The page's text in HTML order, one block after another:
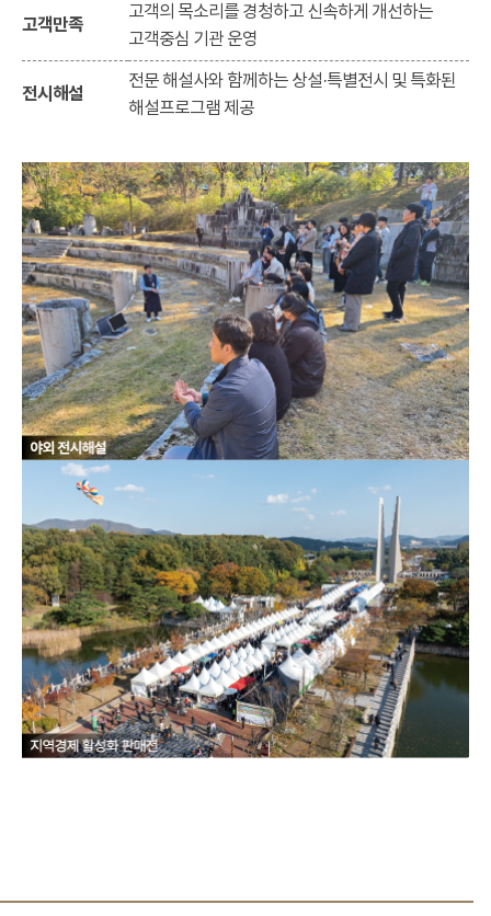
고객만족
고객의 목소리를 경청하고 신속하게 개선하는
고객중심 기관 운영
전시해설
전문 해설사와 함께하는 상설·특별전시 및 특화된
해설프로그램 제공